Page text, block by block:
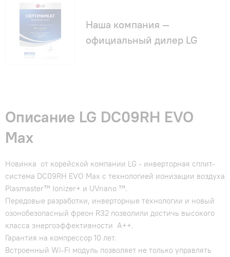
Наша компания —
официальный дилер LG
Описание LG DC09RH EVO
Max
Новинка от корейской компании LG - инверторная сплит-
система DC09RH EVO Max с технологией ионизации воздуха
Plasmaster™ Ionizer+ и UVnano ™.
Передовые разработки, инверторные технологии и новый
озонобезопасный фреон R32 позволили достичь высокого
класса энергоэффективности А++.
Гарантия на компрессор 10 лет.
Встроенный Wi-Fi модуль позволяет не только управлять